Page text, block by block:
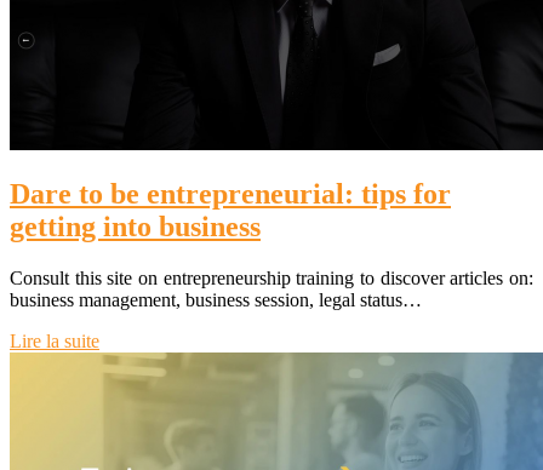
Dare to be entrepreneurial: tips for
getting into business
Consult this site on entrepreneurship training to discover articles on:
business management, business session, legal status…
Lire la suite